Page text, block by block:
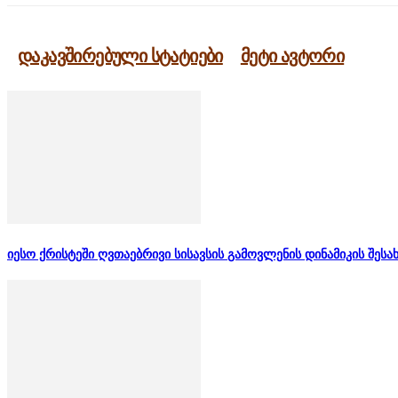
დაკავშირებული სტატიები მეტი ავტორი
იესო ქრისტეში ღვთაებრივი სისავსის გამოვლენის დინამიკის